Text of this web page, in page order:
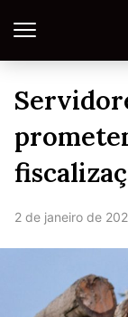
2 de janeiro de